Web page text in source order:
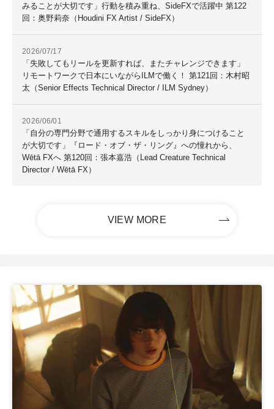
みることが大切です」行動を積み重ね、SideFXで活躍中 第122
回：奥野莉奈（Houdini FX Artist / SideFX）
2026/07/17
「失敗してもリールを更新すれば、またチャレンジできます」
リモートワークで日本にいながらILMで働く！ 第121回：木村昭
太（Senior Effects Technical Director / ILM Sydney）
2026/06/01
「自分の専門分野で通用するスキルをしっかり身につけること
が大切です」『ロード・オブ・ザ・リング』への憧れから、
Wētā FXへ 第120回：張本嘉浩（Lead Creature Technical
Director / Wētā FX）
VIEW MORE